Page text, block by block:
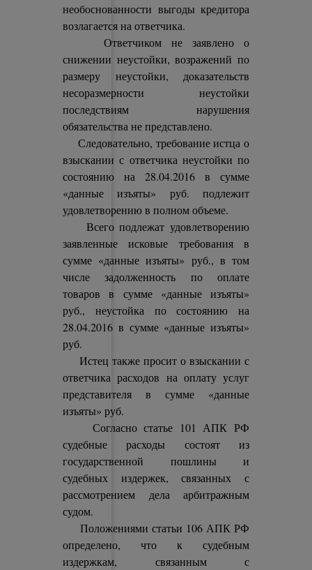
необоснованности выгоды кредитора
возлагается на ответчика.
Ответчиком не заявлено о
снижении неустойки, возражений по
размеру неустойки, доказательств
несоразмерности неустойки
последствиям нарушения
обязательства не представлено.
Следовательно, требование истца о
взыскании с ответчика неустойки по
состоянию на 28.04.2016 в сумме
«данные изъяты» руб. подлежит
удовлетворению в полном объеме.
Всего подлежат удовлетворению
заявленные исковые требования в
сумме «данные изъяты» руб., в том
числе задолженность по оплате
товаров в сумме «данные изъяты»
руб., неустойка по состоянию на
28.04.2016 в сумме «данные изъяты»
руб.
Истец также просит о взыскании с
ответчика расходов на оплату услуг
представителя в сумме «данные
изъяты» руб.
Согласно статье 101 АПК РФ
судебные расходы состоят из
государственной пошлины и
судебных издержек, связанных с
рассмотрением дела арбитражным
судом.
Положениями статьи 106 АПК РФ
определено, что к судебным
издержкам, связанным с